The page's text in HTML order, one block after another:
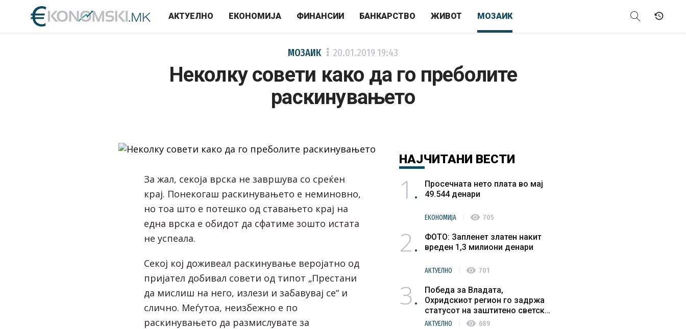
АКТУЕЛНО ЕКОНОМИЈА ФИНАНСИИ БАНКАРСТВО ЖИВОТ МОЗАИК
МОЗАИК 20.01.2019 19:43
Неколку совети како да го преболите
раскинувањето
За жал, секоја врска не завршува со среќен
крај. Понекогаш раскинувањето е неминовно,
но тоа што е потешко од ставањето крај на
една врска е обидот да сфатиме зошто истата
не успеала.
Секој кој доживеал раскинување веројатно од
пријател добивал совети од типот „Престани
да мислиш на него, излези и забавувај се“ и
слично. Меѓутоа, неизбежно е по
раскинувањето да размислувате за
НАЈЧИТАНИ ВЕСТИ
1
Просечната нето плата во мај
49.544 денари
ЕКОНОМИЈА visibility 705
2
ФОТО: Запленет златен накит
вреден 1,3 милиони денари
АКТУЕЛНО visibility 701
3
Победа за Владата,
Охридскиот регион го задржа
статусот на заштитено светско
културно наследство
АКТУЕЛНО visibility 689